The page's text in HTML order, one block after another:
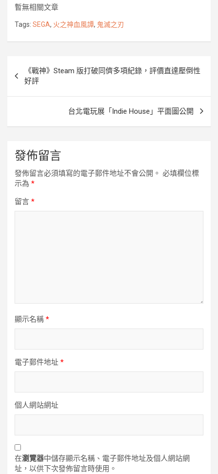
o
e
n
暫無相關文章
Tags: SEGA, 火之神血風譚, 鬼滅之刃
章
導
《戰神》Steam 版打破同儕多項紀錄，評價直達壓倒性
好評
台北電玩展「Indie House」平面圖公開
發佈留言
發佈留言必須填寫的電子郵件地址不會公開。 必填欄位標
示為 *
留言 *
顯示名稱 *
電子郵件地址 *
個人網站網址
在瀏覽器中儲存顯示名稱、電子郵件地址及個人網站網
址，以供下次發佈留言時使用。